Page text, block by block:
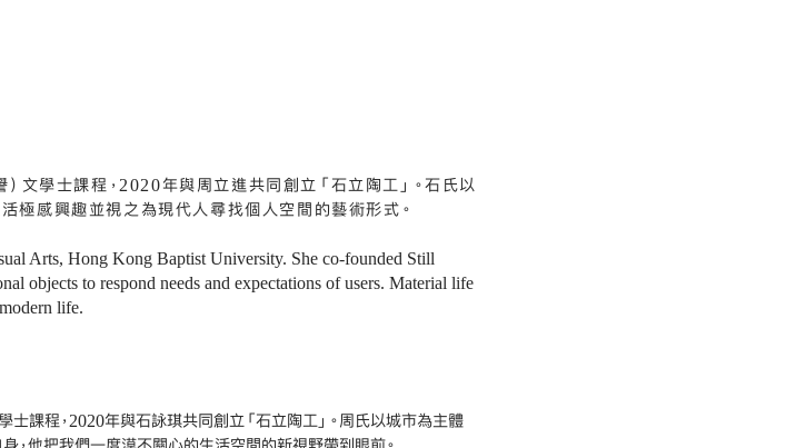
文學士課程，2020年與周立進共同創立「石立陶工」。石氏以
極感興趣並視之為現代人尋找個人空間的藝術形式。
Arts, Hong Kong Baptist University. She co-founded Still
objects to respond needs and expectations of users. Material life
life.
課程，2020年與石詠琪共同創立「石立陶工」。周氏以城市為主體
，他把我們一度漠不關心的生活空間的新視野帶到眼前。